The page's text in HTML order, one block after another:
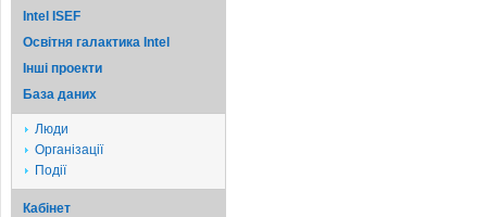
Intel ISEF
Освітня галактика Intel
Iншi проекти
База даних
Люди
Організації
Події
Кабінет